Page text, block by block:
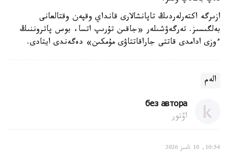
ازىرگە اكتەرلەردىڭ تاپانشالارى قانداي وقپەن وقتالعانى
بەلگىسىز. تەرگەۋشىلەر «جاقىن تۇرىپ اتسا، بوس پاتروننىڭ
ءوزى ادامدى قاتتى جاراقاتتاۋى مۇمكىن» دەگەندى ايتادى.
الەم
без автора
اۆتور
10:54, 10 تامىز 2026